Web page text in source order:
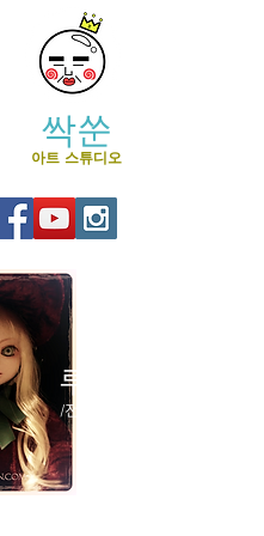
싹쑨
아트 스튜디오
루시 J. 박
/전기